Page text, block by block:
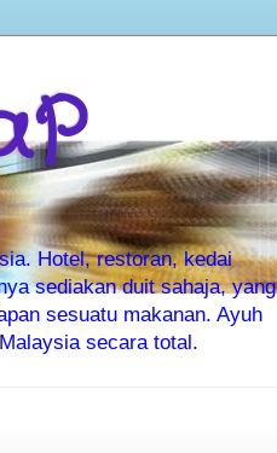
Hotel, restoran, kedai
sediakan duit sahaja, yang
sesuatu makanan. Ayuh
secara total.